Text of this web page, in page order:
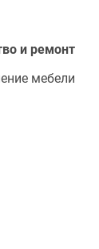
и ремонт
мебели